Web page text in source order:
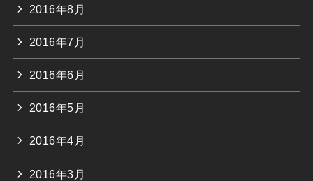
2016年8月
2016年7月
2016年6月
2016年5月
2016年4月
2016年3月